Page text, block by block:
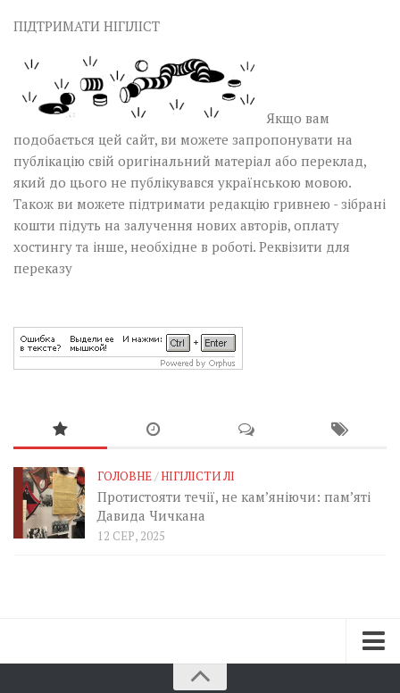
ПІДТРИМАТИ НІГІЛІСТ
Якщо вам
подобається цей сайт, ви можете запропонувати на
публікацію свій оригінальний матеріал або переклад,
який до цього не публікувався українською мовою.
Також ви можете підтримати редакцію гривнею - зібрані
кошти підуть на залучення нових авторів, оплату
хостингу та інше, необхідне в роботі. Реквізити для
переказу
ГОЛОВНЕ/НІГІЛІСТИ ЛІ
Протистояти течії, не кам’яніючи: пам’яті
Давида Чичкана
12 СЕР, 2025